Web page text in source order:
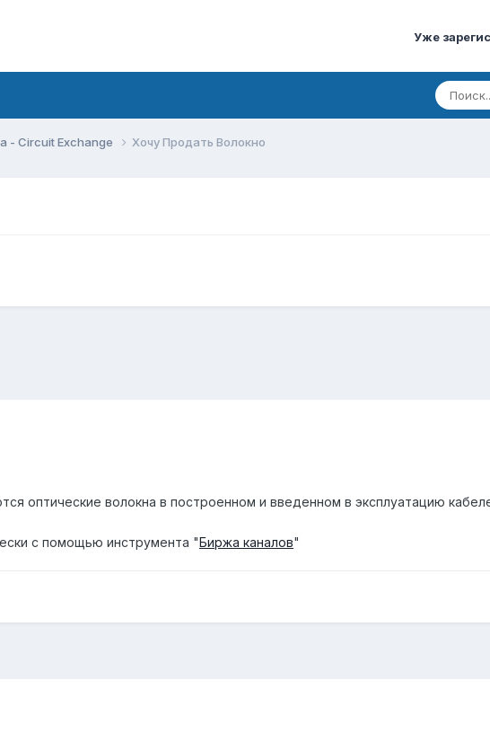
Уже
- Circuit Exchange Хочу Продать Волокно
оптические волокна в построенном и введенном в эксплуатацию
с помощью инструмента "Биржа каналов"